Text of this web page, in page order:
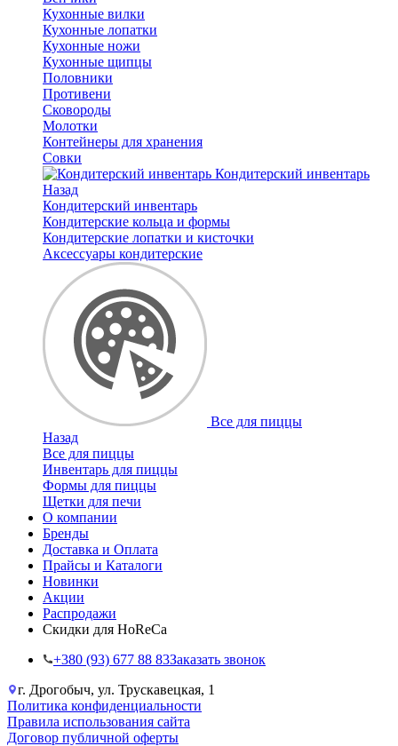
Кухонные вилки
Кухонные лопатки
Кухонные ножи
Кухонные щипцы
Половники
Противени
Сковороды
Молотки
Контейнеры для хранения
Совки
Кондитерский инвентарь
Назад
Кондитерский инвентарь
Кондитерские кольца и формы
Кондитерские лопатки и кисточки
Аксессуары кондитерские
Все для пиццы
Назад
Все для пиццы
Инвентарь для пиццы
Формы для пиццы
Щетки для печи
О компании
Бренды
Доставка и Оплата
Прайсы и Каталоги
Новинки
Акции
Распродажи
Скидки для HoReCa
+38‎0 (93) 677 88 83Заказать звонок
г. Дрогобыч, ул. Трускавецкая, 1
Политика конфиденциальности
Правила использования сайта
Договор публичной оферты